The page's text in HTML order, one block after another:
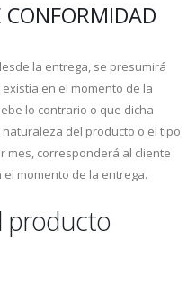
la entrega, se presumirá
en el momento de la
lo contrario o que dicha
del producto o el tipo
mes, corresponderá al cliente
momento de la entrega.
producto